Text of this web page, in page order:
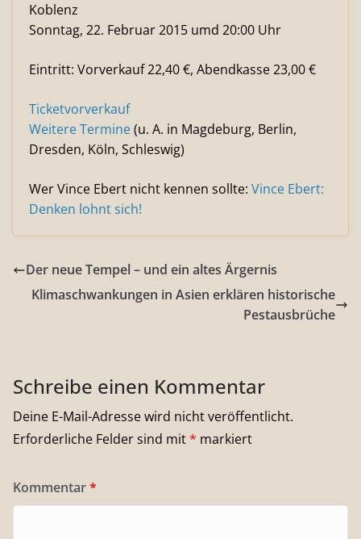
Koblenz
Sonntag, 22. Februar 2015 umd 20:00 Uhr
Eintritt: Vorverkauf 22,40 €, Abendkasse 23,00 €
Ticketvorverkauf
Weitere Termine(u. A. in Magdeburg, Berlin,
Dresden, Köln, Schleswig)
Wer Vince Ebert nicht kennen sollte: Vince Ebert:
Denken lohnt sich!
Der neue Tempel – und ein altes Ärgernis
Klimaschwankungen in Asien erklären historische
Pestausbrüche
Schreibe einen Kommentar
Deine E-Mail-Adresse wird nicht veröffentlicht.
Erforderliche Felder sind mit* markiert
Kommentar*